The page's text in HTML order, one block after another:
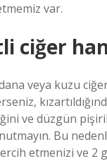
var.
ciğer
veya kuzu
ve düzgün
Bu
etmenizi ve 2